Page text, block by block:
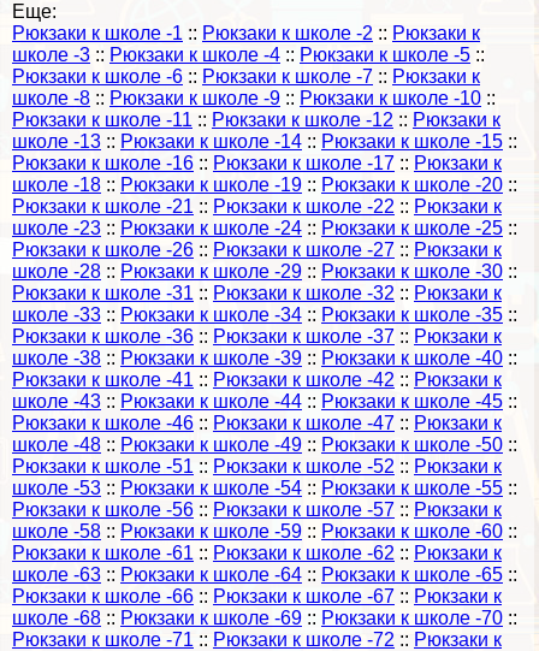
Еще:
Рюкзаки к школе -1 :: Рюкзаки к школе -2 :: Рюкзаки к
школе -3 :: Рюкзаки к школе -4 :: Рюкзаки к школе -5 ::
Рюкзаки к школе -6 :: Рюкзаки к школе -7 :: Рюкзаки к
школе -8 :: Рюкзаки к школе -9 :: Рюкзаки к школе -10 ::
Рюкзаки к школе -11 :: Рюкзаки к школе -12 :: Рюкзаки к
школе -13 :: Рюкзаки к школе -14 :: Рюкзаки к школе -15 ::
Рюкзаки к школе -16 :: Рюкзаки к школе -17 :: Рюкзаки к
школе -18 :: Рюкзаки к школе -19 :: Рюкзаки к школе -20 ::
Рюкзаки к школе -21 :: Рюкзаки к школе -22 :: Рюкзаки к
школе -23 :: Рюкзаки к школе -24 :: Рюкзаки к школе -25 ::
Рюкзаки к школе -26 :: Рюкзаки к школе -27 :: Рюкзаки к
школе -28 :: Рюкзаки к школе -29 :: Рюкзаки к школе -30 ::
Рюкзаки к школе -31 :: Рюкзаки к школе -32 :: Рюкзаки к
школе -33 :: Рюкзаки к школе -34 :: Рюкзаки к школе -35 ::
Рюкзаки к школе -36 :: Рюкзаки к школе -37 :: Рюкзаки к
школе -38 :: Рюкзаки к школе -39 :: Рюкзаки к школе -40 ::
Рюкзаки к школе -41 :: Рюкзаки к школе -42 :: Рюкзаки к
школе -43 :: Рюкзаки к школе -44 :: Рюкзаки к школе -45 ::
Рюкзаки к школе -46 :: Рюкзаки к школе -47 :: Рюкзаки к
школе -48 :: Рюкзаки к школе -49 :: Рюкзаки к школе -50 ::
Рюкзаки к школе -51 :: Рюкзаки к школе -52 :: Рюкзаки к
школе -53 :: Рюкзаки к школе -54 :: Рюкзаки к школе -55 ::
Рюкзаки к школе -56 :: Рюкзаки к школе -57 :: Рюкзаки к
школе -58 :: Рюкзаки к школе -59 :: Рюкзаки к школе -60 ::
Рюкзаки к школе -61 :: Рюкзаки к школе -62 :: Рюкзаки к
школе -63 :: Рюкзаки к школе -64 :: Рюкзаки к школе -65 ::
Рюкзаки к школе -66 :: Рюкзаки к школе -67 :: Рюкзаки к
школе -68 :: Рюкзаки к школе -69 :: Рюкзаки к школе -70 ::
Рюкзаки к школе -71 :: Рюкзаки к школе -72 :: Рюкзаки к